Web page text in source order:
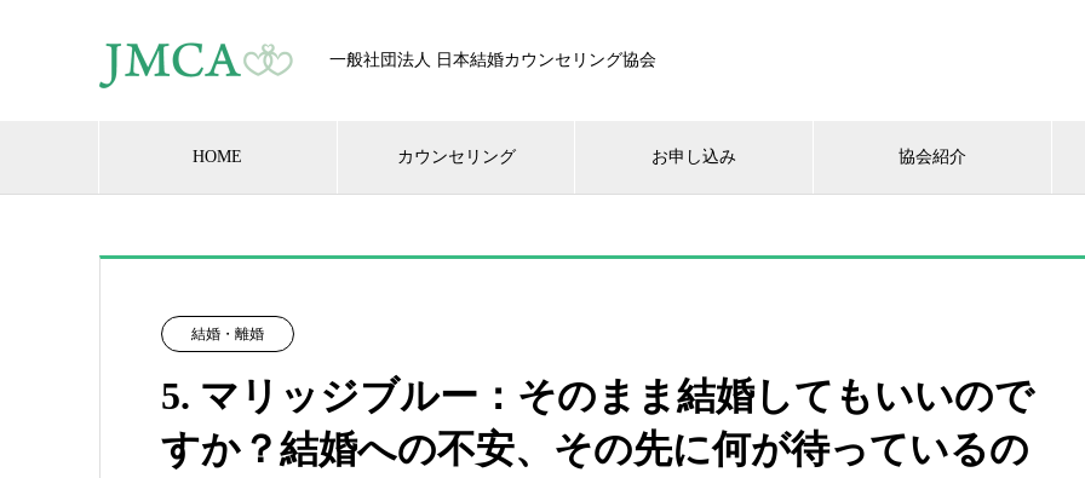
一般社団法人 日本結婚カウンセリング協会
HOME カウンセリング お申し込み 協会紹介
結婚・離婚
5. マリッジブルー：そのまま結婚してもいいので
すか？結婚への不安、その先に何が待っているの